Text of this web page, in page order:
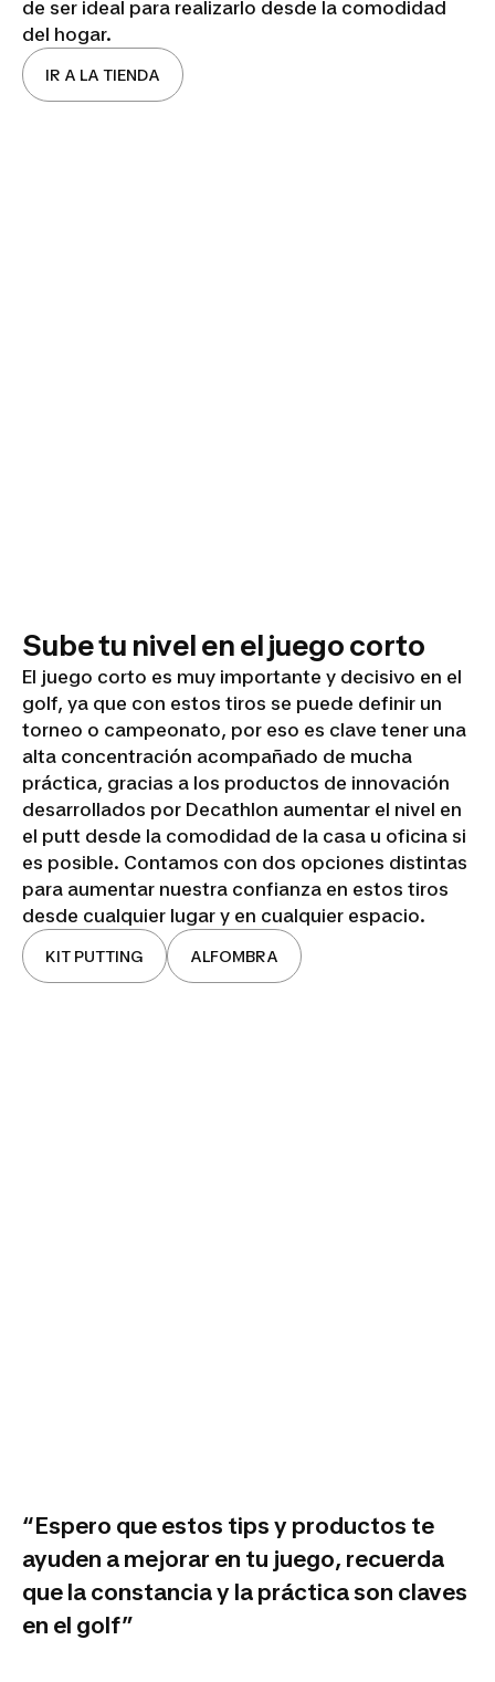
de ser ideal para realizarlo desde la comodidad
del hogar.
IR A LA TIENDA
Sube tu nivel en el juego corto
El juego corto es muy importante y decisivo en el
golf, ya que con estos tiros se puede definir un
torneo o campeonato, por eso es clave tener una
alta concentración acompañado de mucha
práctica, gracias a los productos de innovación
desarrollados por Decathlon aumentar el nivel en
el putt desde la comodidad de la casa u oficina si
es posible. Contamos con dos opciones distintas
para aumentar nuestra confianza en estos tiros
desde cualquier lugar y en cualquier espacio.
KIT PUTTING ALFOMBRA
“Espero que estos tips y productos te
ayuden a mejorar en tu juego, recuerda
que la constancia y la práctica son claves
en el golf”